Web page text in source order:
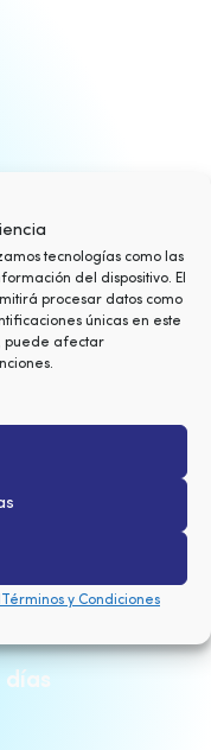
tecnologías como las
del dispositivo. El
procesar datos como
únicas en este
puede afectar
Términos y Condiciones
sin